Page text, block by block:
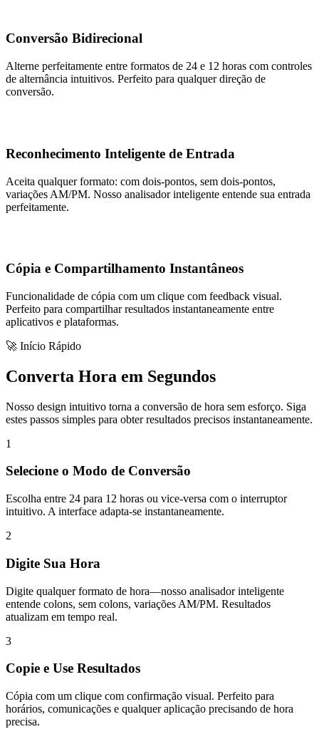
Conversão Bidirecional
Alterne perfeitamente entre formatos de 24 e 12 horas com controles
de alternância intuitivos. Perfeito para qualquer direção de
conversão.
Reconhecimento Inteligente de Entrada
Aceita qualquer formato: com dois-pontos, sem dois-pontos,
variações AM/PM. Nosso analisador inteligente entende sua entrada
perfeitamente.
Cópia e Compartilhamento Instantâneos
Funcionalidade de cópia com um clique com feedback visual.
Perfeito para compartilhar resultados instantaneamente entre
aplicativos e plataformas.
🚀 Início Rápido
Converta Hora em Segundos
Nosso design intuitivo torna a conversão de hora sem esforço. Siga
estes passos simples para obter resultados precisos instantaneamente.
1
Selecione o Modo de Conversão
Escolha entre 24 para 12 horas ou vice-versa com o interruptor
intuitivo. A interface adapta-se instantaneamente.
2
Digite Sua Hora
Digite qualquer formato de hora—nosso analisador inteligente
entende colons, sem colons, variações AM/PM. Resultados
atualizam em tempo real.
3
Copie e Use Resultados
Cópia com um clique com confirmação visual. Perfeito para
horários, comunicações e qualquer aplicação precisando de hora
precisa.